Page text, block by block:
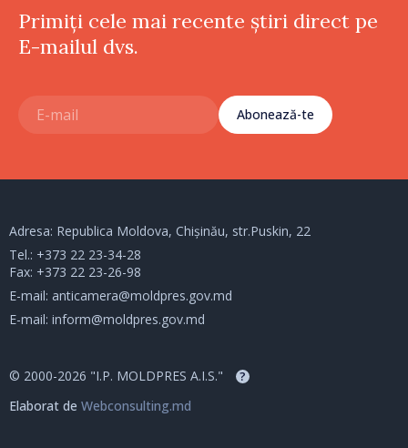
Primiți cele mai recente știri direct pe
E-mailul dvs.
Abonează-te
Adresa: Republica Moldova, Chișinău, str.Puskin, 22
Tel.: +373 22 23-34-28
Fax: +373 22 23-26-98
E-mail: anticamera@moldpres.gov.md
E-mail: inform@moldpres.gov.md
© 2000-2026 "I.P. MOLDPRES A.I.S." ?
Elaborat de Webconsulting.md